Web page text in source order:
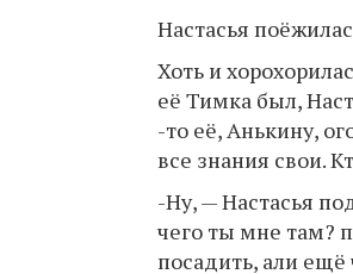
Настасья
Хоть и
её Тимка был,
-то её, Анькину,
все знания свои.
-Ну, — Настасья
чего ты мне там?
посадить, али